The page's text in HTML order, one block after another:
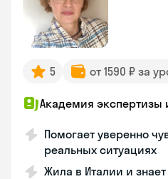
5 от 1590 ₽ за
Академия экспертизы
Помогает уверенно
реальных ситуациях
Жила в Италии и